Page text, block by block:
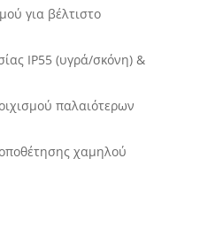
για βέλτιστο
IP55 (υγρά/σκόνη) &
παλαιότερων
χαμηλού